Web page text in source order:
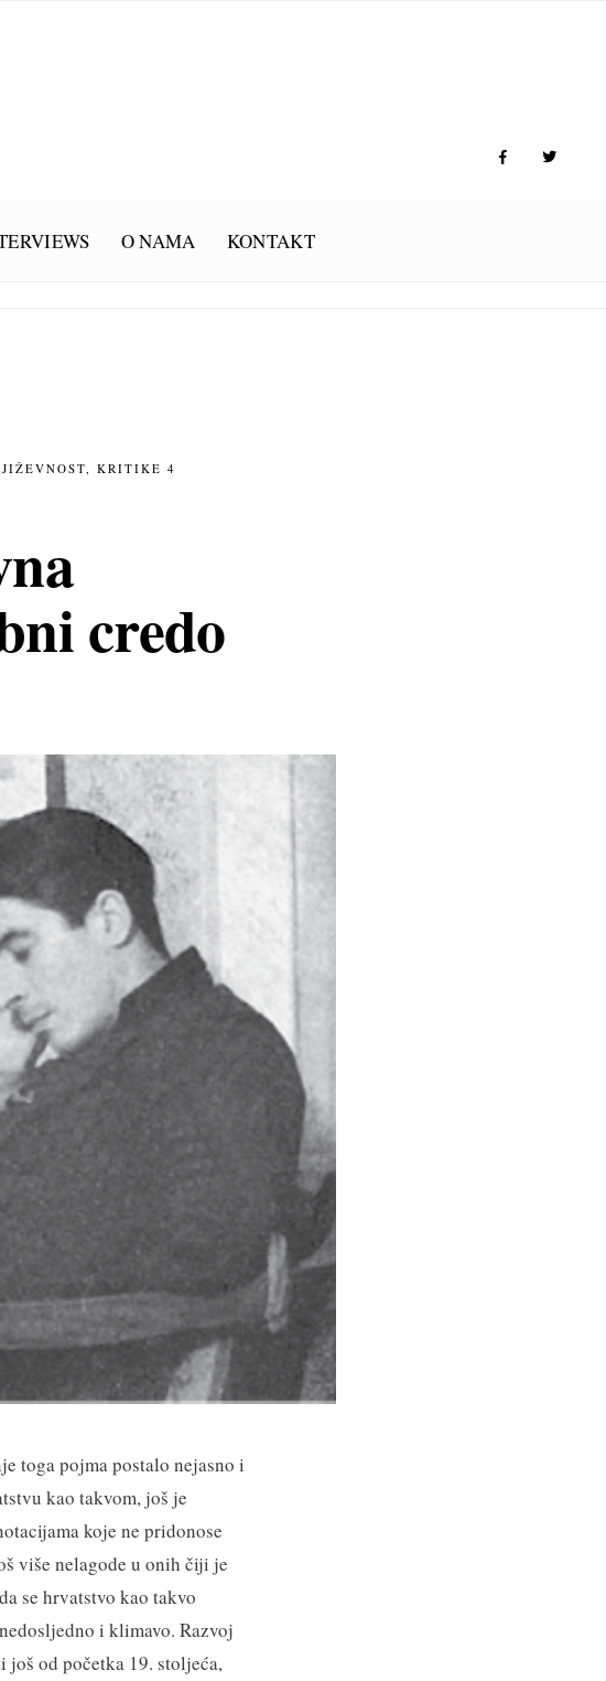
O NAMA KONTAKT
, KRITIKE 4
credo
toga pojma postalo nejasno i
kao takvom, još je
koje ne pridonose
više nelagode u onih čiji je
se hrvatstvo kao takvo
i klimavo. Razvoj
još od početka 19. stoljeća,